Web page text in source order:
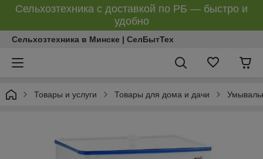
Сельхозтехника с доставкой по РБ — быстро и
удобно
Сельхозтехника в Минске | СелБытТех
Товары и услуги Товары для дома и дачи